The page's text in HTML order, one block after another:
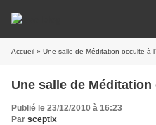
Accueil » Une salle de Méditation occulte à
Une salle de
Publié le 23/12/2010 à 16:23
Par sceptix